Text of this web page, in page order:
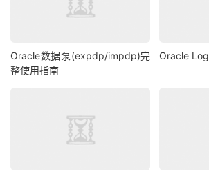
Oracle数据泵(expdp/impdp)完
整使用指南
Oracle